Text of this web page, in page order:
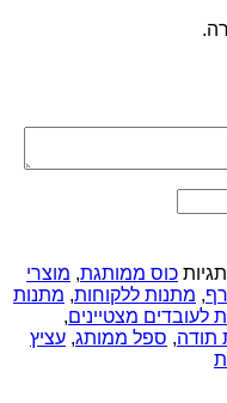
תגיות כוס ממותגת, מוצרי
, מתנות ללקוחות, מתנות
לעובדים מצטיינים,
תודה, ספל ממותג, עציץ